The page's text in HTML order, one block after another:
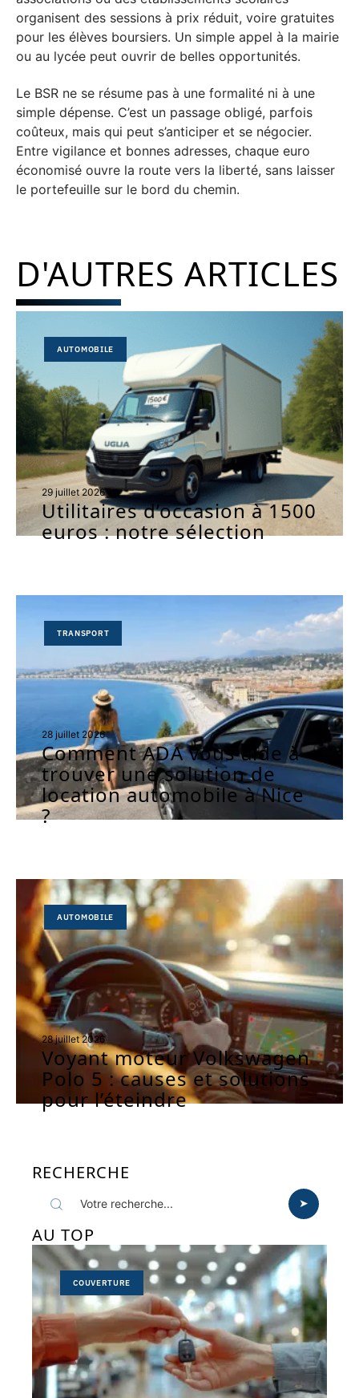
organisent des sessions à prix réduit, voire gratuites
pour les élèves boursiers. Un simple appel à la mairie
ou au lycée peut ouvrir de belles opportunités.
Le BSR ne se résume pas à une formalité ni à une
simple dépense. C’est un passage obligé, parfois
coûteux, mais qui peut s’anticiper et se négocier.
Entre vigilance et bonnes adresses, chaque euro
économisé ouvre la route vers la liberté, sans laisser
le portefeuille sur le bord du chemin.
D'AUTRES ARTICLES
AUTOMOBILE
29 juillet 2026
Utilitaires d’occasion à 1500
euros : notre sélection
TRANSPORT
28 juillet 2026
Comment ADA vous aide à
trouver une solution de
location automobile à Nice
?
AUTOMOBILE
28 juillet 2026
Voyant moteur Volkswagen
Polo 5 : causes et solutions
pour l’éteindre
RECHERCHE
AU TOP
COUVERTURE